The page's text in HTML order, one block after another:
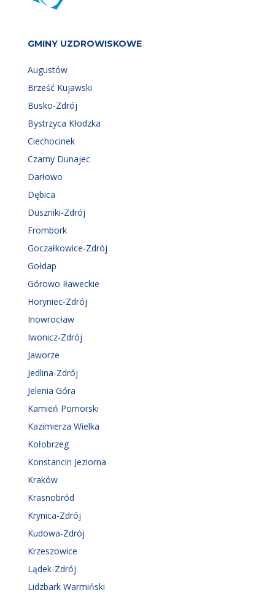
GMINY UZDROWISKOWE
Augustów
Brześć Kujawski
Busko-Zdrój
Bystrzyca Kłodzka
Ciechocinek
Czarny Dunajec
Darłowo
Dębica
Duszniki-Zdrój
Frombork
Goczałkowice-Zdrój
Gołdap
Górowo Iławeckie
Horyniec-Zdrój
Inowrocław
Iwonicz-Zdrój
Jaworze
Jedlina-Zdrój
Jelenia Góra
Kamień Pomorski
Kazimierza Wielka
Kołobrzeg
Konstancin Jeziorna
Kraków
Krasnobród
Krynica-Zdrój
Kudowa-Zdrój
Krzeszowice
Lądek-Zdrój
Lidzbark Warmiński